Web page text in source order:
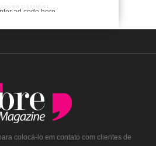
ADVERTISEMENT
ad code here
colocá-lo em contato com clientes de